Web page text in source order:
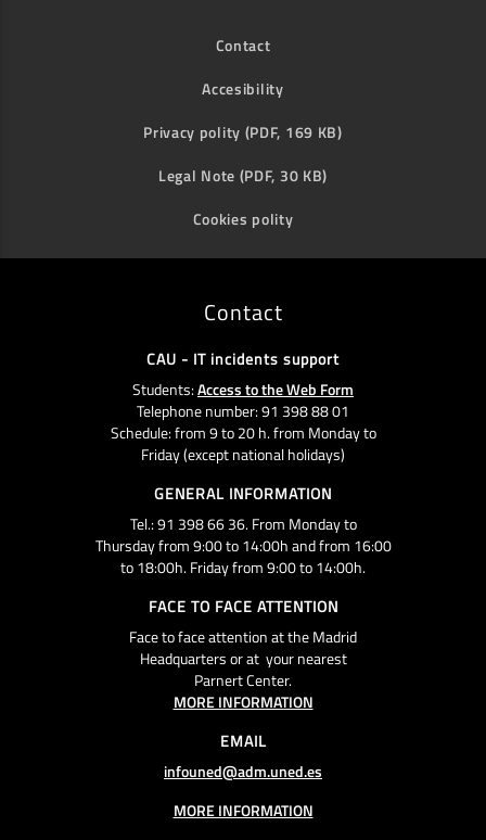
Contact
Accesibility
Privacy polity (PDF, 169 KB)
Legal Note (PDF, 30 KB)
Cookies polity
Contact
CAU - IT incidents support
Students:Access to the Web Form
Telephone number: 91 398 88 01
Schedule: from 9 to 20 h. from Monday to
Friday (except national holidays)
GENERAL INFORMATION
Tel.: 91 398 66 36. From Monday to
Thursday from 9:00 to 14:00h and from 16:00
to 18:00h. Friday from 9:00 to 14:00h.
FACE TO FACE ATTENTION
Face to face attention at the Madrid
Headquarters or at your nearest
Parnert Center.
MORE INFORMATION
EMAIL
infouned@adm.uned.es
MORE INFORMATION